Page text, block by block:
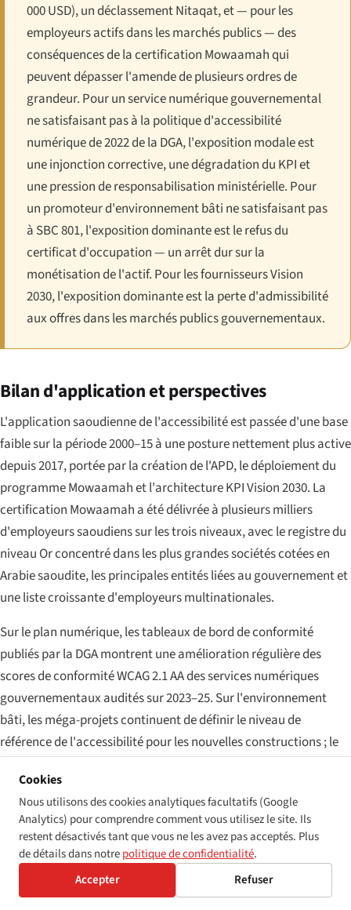
000 USD), un déclassement Nitaqat, et — pour les
employeurs actifs dans les marchés publics — des
conséquences de la certification Mowaamah qui
peuvent dépasser l'amende de plusieurs ordres de
grandeur. Pour un service numérique gouvernemental
ne satisfaisant pas à la politique d'accessibilité
numérique de 2022 de la DGA, l'exposition modale est
une injonction corrective, une dégradation du KPI et
une pression de responsabilisation ministérielle. Pour
un promoteur d'environnement bâti ne satisfaisant pas
à SBC 801, l'exposition dominante est le refus du
certificat d'occupation — un arrêt dur sur la
monétisation de l'actif. Pour les fournisseurs Vision
2030, l'exposition dominante est la perte d'admissibilité
aux offres dans les marchés publics gouvernementaux.
Bilan d'application et perspectives
L'application saoudienne de l'accessibilité est passée d'une base
faible sur la période 2000–15 à une posture nettement plus active
depuis 2017, portée par la création de l'APD, le déploiement du
programme Mowaamah et l'architecture KPI Vision 2030. La
certification Mowaamah a été délivrée à plusieurs milliers
d'employeurs saoudiens sur les trois niveaux, avec le registre du
niveau Or concentré dans les plus grandes sociétés cotées en
Arabie saoudite, les principales entités liées au gouvernement et
une liste croissante d'employeurs multinationales.
Sur le plan numérique, les tableaux de bord de conformité
publiés par la DGA montrent une amélioration régulière des
scores de conformité WCAG 2.1 AA des services numériques
gouvernementaux audités sur 2023–25. Sur l'environnement
bâti, les méga-projets continuent de définir le niveau de
référence de l'accessibilité pour les nouvelles constructions ; le
avance à un rythme plus variable.
Ce qui vient en 2026–28
Trois développements concrets à surveiller. Premièrement, la
stratégie 2025–2030 de l'APD
, publiée début 2025, fixe les
Cookies
Nous utilisons des cookies analytiques facultatifs (Google
Analytics) pour comprendre comment vous utilisez le site. Ils
restent désactivés tant que vous ne les avez pas acceptés. Plus
de détails dans notrepolitique de confidentialité.
Accepter
Refuser